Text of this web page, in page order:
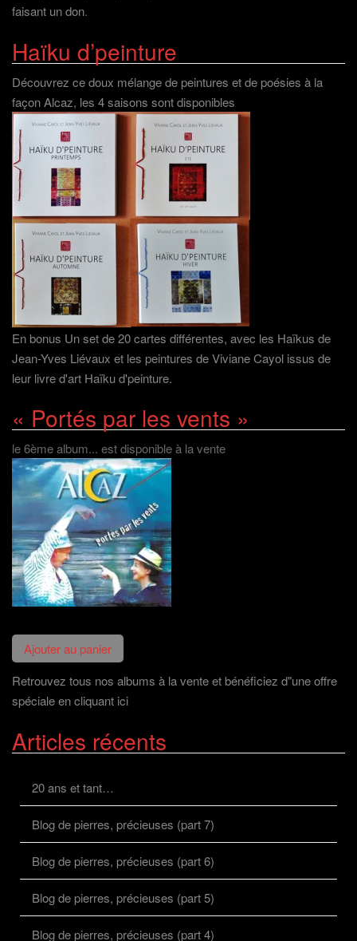
faisant un don.
Haïku d’peinture
Découvrez ce doux mélange de peintures et de poésies à la
façon Alcaz, les 4 saisons sont disponibles
En bonus Un set de 20 cartes différentes, avec les Haïkus de
Jean-Yves Liévaux et les peintures de Viviane Cayol issus de
leur livre d'art Haïku d'peinture.
« Portés par les vents »
le 6ème album... est disponible à la vente
Retrouvez tous nos albums à la vente et bénéficiez d"une offre
spéciale en cliquant ici
Articles récents
20 ans et tant…
Blog de pierres, précieuses (part 7)
Blog de pierres, précieuses (part 6)
Blog de pierres, précieuses (part 5)
Blog de pierres, précieuses (part 4)